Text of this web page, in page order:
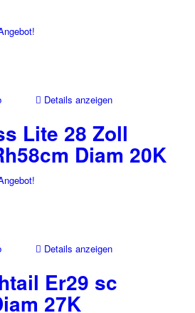
Details anzeigen
Lite 28 Zoll
Diam 20K
Details anzeigen
Er29 sc
27K